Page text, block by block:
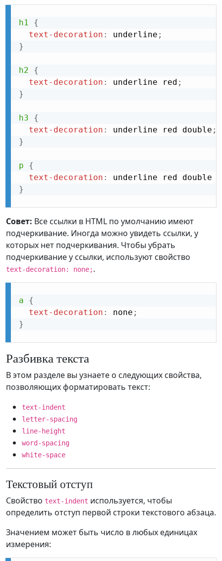
h1
{
text-decoration : underline ;
}
h2
{
text-decoration : underline red ;
}
h3
{
text-decoration : underline red double ;
}
p
{
text-decoration :
underline red double
}
Совет: Все ссылки в HTML по умолчанию имеют
подчеркивание. Иногда можно увидеть ссылки, у
которых нет подчеркивания. Чтобы убрать
подчеркивание у ссылки, используют свойство
text-decoration: none;.
a
{
text-decoration : none ;
}
Разбивка текста
В этом разделе вы узнаете о следующих свойства,
позволяющих форматировать текст:
text-indent
letter-spacing
line-height
word-spacing
white-space
Текстовый отступ
Свойство text-indent используется, чтобы
определить отступ первой строки текстового абзаца.
Значением может быть число в любых единицах
измерения: